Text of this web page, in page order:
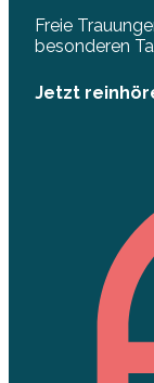
Freie
besonderen
Jetzt